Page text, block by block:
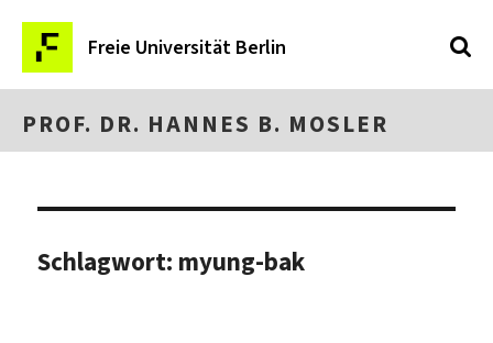
Freie Universität Berlin
PROF. DR. HANNES B. MOSLER
Schlagwort: myung-bak